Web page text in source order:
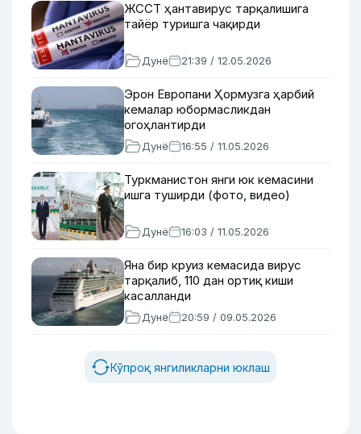
ЖССТ ҳантавирус тарқалишига
тайёр туришга чақирди
Дунё 21:39 / 12.05.2026
Эрон Европани Ҳормузга ҳарбий
кемалар юбормасликдан
огоҳлантирди
Дунё 16:55 / 11.05.2026
Туркманистон янги юк кемасини
ишга туширди (фото, видео)
Дунё 16:03 / 11.05.2026
Яна бир круиз кемасида вирус
тарқалиб, 110 дан ортиқ киши
касалланди
Дунё 20:59 / 09.05.2026
Кўпроқ янгиликларни юклаш